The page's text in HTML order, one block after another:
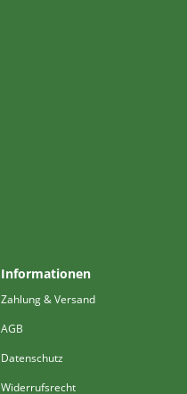
Informationen
Zahlung & Versand
AGB
Datenschutz
Widerrufsrecht